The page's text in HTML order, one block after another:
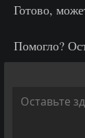
Готово,
Помогло?